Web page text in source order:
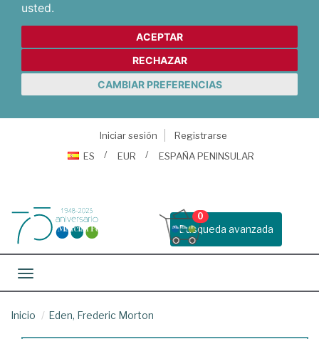
usted.
ACEPTAR
RECHAZAR
CAMBIAR PREFERENCIAS
Iniciar sesión
Registrarse
ES
EUR ESPAÑA PENINSULAR
Busqueda avanzada
0
Toggle navigation
Inicio Eden, Frederic Morton